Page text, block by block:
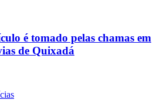
é tomado pelas chamas em
de Quixadá